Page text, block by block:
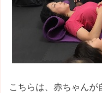
こちらは、赤ちゃん